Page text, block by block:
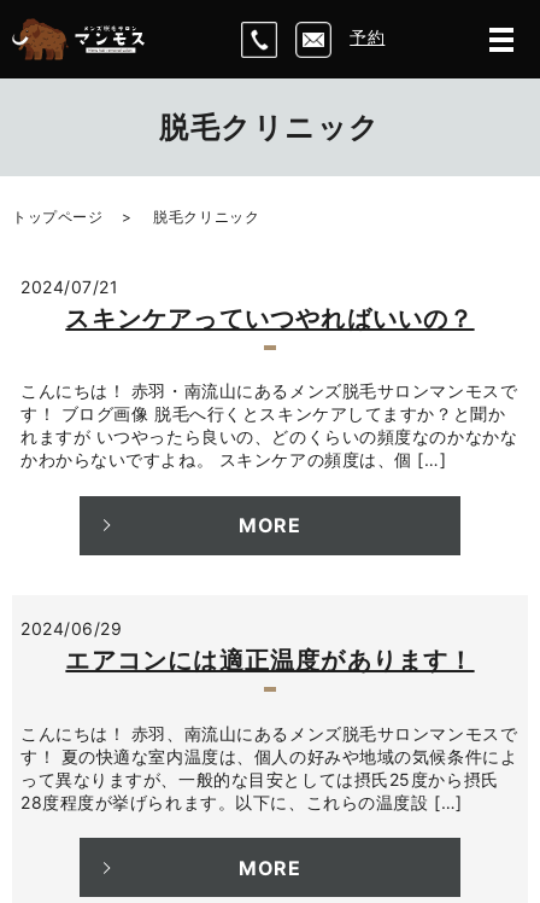
予約
脱毛クリニック
トップページ 脱毛クリニック
2024/07/21
スキンケアっていつやればいいの？
こんにちは！ 赤羽・南流山にあるメンズ脱毛サロンマンモスで
す！ ブログ画像 脱毛へ行くとスキンケアしてますか？と聞か
れますが いつやったら良いの、どのくらいの頻度なのかなかな
かわからないですよね。 スキンケアの頻度は、個 […]
MORE
2024/06/29
エアコンには適正温度があります！
こんにちは！ 赤羽、南流山にあるメンズ脱毛サロンマンモスで
す！ 夏の快適な室内温度は、個人の好みや地域の気候条件によ
って異なりますが、一般的な目安としては摂氏25度から摂氏
28度程度が挙げられます。以下に、これらの温度設 […]
MORE